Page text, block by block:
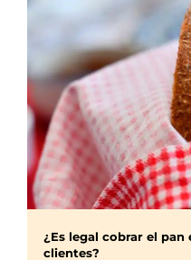
¿Es legal cobrar el
clientes?